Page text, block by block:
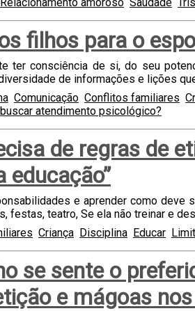
filhos para o
ter consciência de si, do seu
de informações e lições
Comunicação Conflitos familiares
atendimento psicológico?
de regras de
educação”
e aprender como
festas, teatro, Se ela não treinar e
Criança Disciplina Educar
se sente o
e mágoas